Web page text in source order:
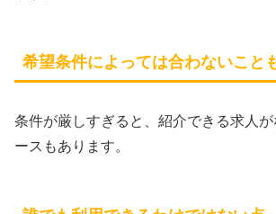
希望条件によっては合わないこと
条件が厳しすぎると、紹介できる求人
ースもあります。